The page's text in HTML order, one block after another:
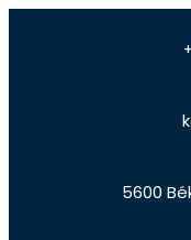
5600